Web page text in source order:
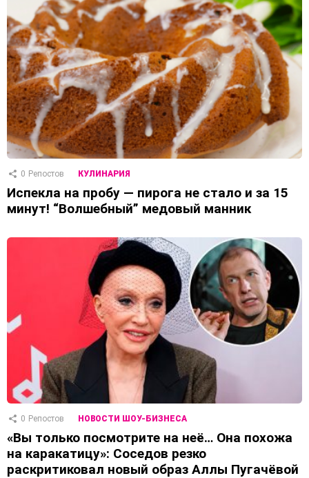
0 Репостов КУЛИНАРИЯ
Испекла на пробу — пирога не стало и за 15
минут! “Волшебный” медовый манник
0 Репостов НОВОСТИ ШОУ-БИЗНЕСА
«Вы только посмотрите на неё… Она похожа
на каракатицу»: Соседов резко
раскритиковал новый образ Аллы Пугачёвой